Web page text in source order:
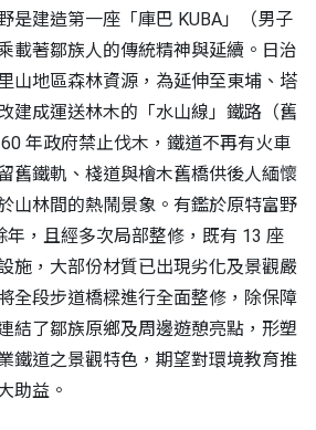
是建造第一座「庫巴 KUBA」（男子
載著鄒族人的傳統精神與延續。日治
山地區森林資源，為延伸至東埔、塔
建成運送林木的「水山線」鐵路（舊
年政府禁止伐木，鐵道不再有火車
舊鐵軌、棧道與檜木舊橋供後人緬懷
山林間的熱鬧景象。有鑑於原特富野
年，且經多次局部整修，既有 13 座
施，大部份材質已出現劣化及景觀嚴
全段步道橋樑進行全面整修，除保障
結了鄒族原鄉及周邊遊憩亮點，形塑
鐵道之景觀特色，期望對環境教育推
助益。